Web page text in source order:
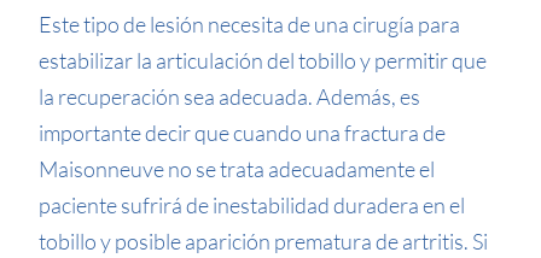
Este tipo de lesión necesita de una cirugía para
estabilizar la articulación del tobillo y permitir que
la recuperación sea adecuada. Además, es
importante decir que cuando una fractura de
Maisonneuve no se trata adecuadamente el
paciente sufrirá de inestabilidad duradera en el
tobillo y posible aparición prematura de artritis. Si